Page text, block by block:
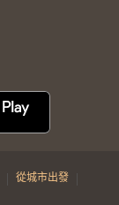
| 從城市出發 |